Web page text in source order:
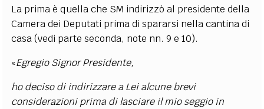
La prima è quella che SM indirizzò al presidente della
Camera dei Deputati prima di spararsi nella cantina di
casa (vedi parte seconda, note nn. 9 e 10).
«Egregio Signor Presidente,
ho deciso di indirizzare a Lei alcune brevi
considerazioni prima di lasciare il mio seggio in